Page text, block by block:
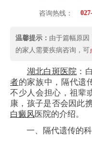
咨询热线：
温馨提示： 由于篇幅原因
的家人需要疾病咨询，可
湖北白斑医院 ：
者的家族中，隔代遗
不少人会担心，祖辈
康，孩子是否会因此
白癜风医院的介绍。
一、隔代遗传的科